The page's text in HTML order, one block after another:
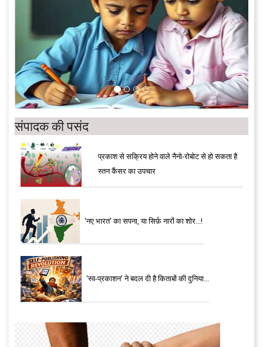
संपादक की पसंद
प्रकाश से सक्रिय होने वाले नैनो-रोबोट से हो सकता है
स्तन कैंसर का उपचार
'नए भारत' का सपना, या सिर्फ़ नारों का शोर...!
‘स्व-प्रकाशन’ ने बदल दी है किताबों की दुनिया...